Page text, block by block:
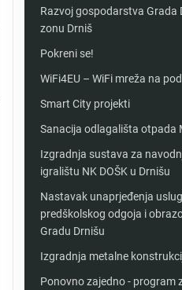
Razvoj gospodarstva Grada
zonu Drniš
Pokreni se!
WiFi4EU – WiFi mreža na
Smart City projekti
Sanacija odlagališta otpada
Izgradnja sustava za
igralištu NK DOŠK u Drnišu
Nastavak unaprjeđenja
predškolskog odgoja i
Gradu Drnišu
Izgradnja metalne
Ponovno zajedno - program